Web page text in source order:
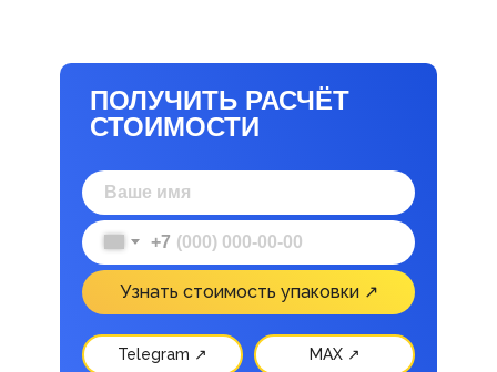
+7
Узнать стоимость упаковки ↗
ПОЛУЧИТЬ РАСЧЁТ
СТОИМОСТИ
MAX ↗
Telegram ↗